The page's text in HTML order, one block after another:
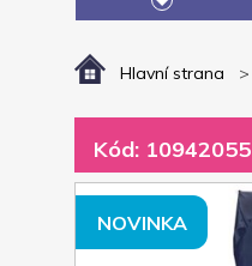
Hlavní strana
Kód: 10942055
NOVINKA